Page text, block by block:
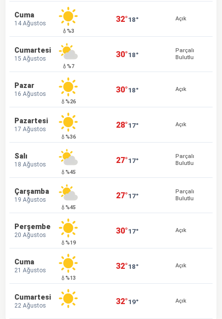
Cuma
14 Ağustos
💧%3
32°18° Açık
Cumartesi
15 Ağustos
💧%7
30°18°
Parçalı
Bulutlu
Pazar
16 Ağustos
💧%26
30°18° Açık
Pazartesi
17 Ağustos
💧%36
28°17° Açık
Salı
18 Ağustos
💧%45
27°17°
Parçalı
Bulutlu
Çarşamba
19 Ağustos
💧%45
27°17°
Parçalı
Bulutlu
Perşembe
20 Ağustos
💧%19
30°17° Açık
Cuma
21 Ağustos
💧%13
32°18° Açık
Cumartesi
22 Ağustos 32°19° Açık